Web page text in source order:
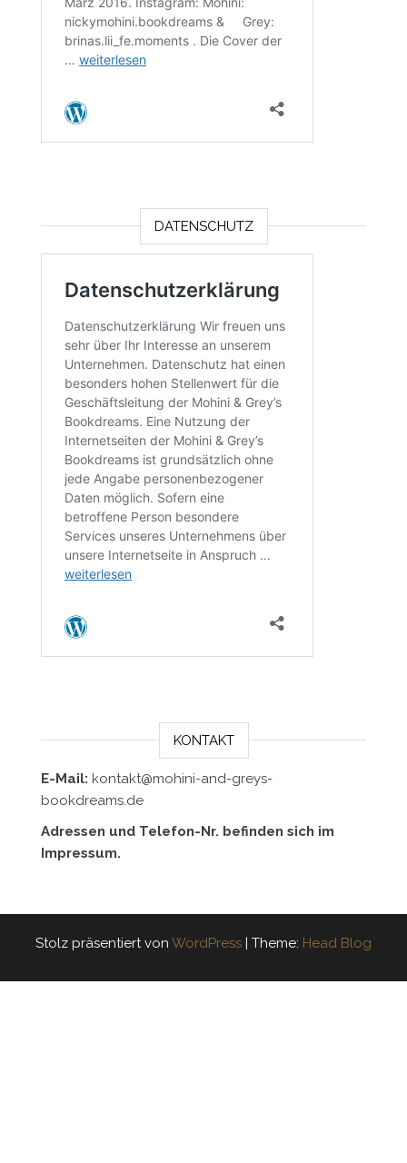
DATENSCHUTZ
KONTAKT
E-Mail: kontakt@mohini-and-greys-
bookdreams.de
Adressen und Telefon-Nr. befinden sich im
Impressum.
Stolz präsentiert von WordPress | Theme: Head Blog